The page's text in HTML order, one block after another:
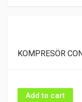
KOMPRESÖR
Add to cart